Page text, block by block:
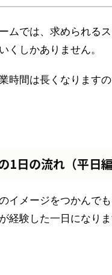
ムでは、求められる
くしかありません。
時間は長くなります
1日の流れ（平日編
イメージをつかんで
経験した一日になりま